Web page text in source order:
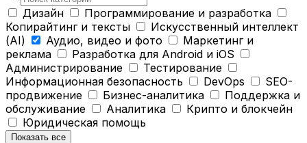
Дизайн
Программирование и разработка
Копирайтинг и тексты
Искусственный интеллект
(AI)
Аудио, видео и фото
Маркетинг и
реклама
Разработка для Android и iOS
Администрирование
Тестирование
Информационная безопасность
DevOps
SEO-
продвижение
Бизнес-аналитика
Поддержка и
обслуживание
Аналитика
Крипто и блокчейн
Юридическая помощь
Показать все